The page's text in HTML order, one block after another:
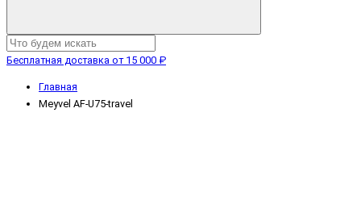
Бесплатная доставка от 15 000 ₽
Главная
Meyvel AF-U75-travel